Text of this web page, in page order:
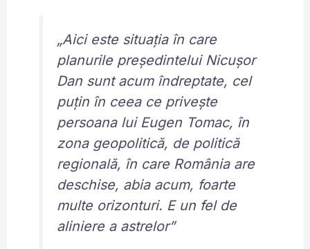
„Aici este situația în care
planurile președintelui Nicușor
Dan sunt acum îndreptate, cel
puțin în ceea ce privește
persoana lui Eugen Tomac, în
zona geopolitică, de politică
regională, în care România are
deschise, abia acum, foarte
multe orizonturi. E un fel de
aliniere a astrelor”